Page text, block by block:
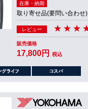
在庫・納期
取り寄せ品(要問い合わせ)
レビュー
販売価格
17,800円 税込